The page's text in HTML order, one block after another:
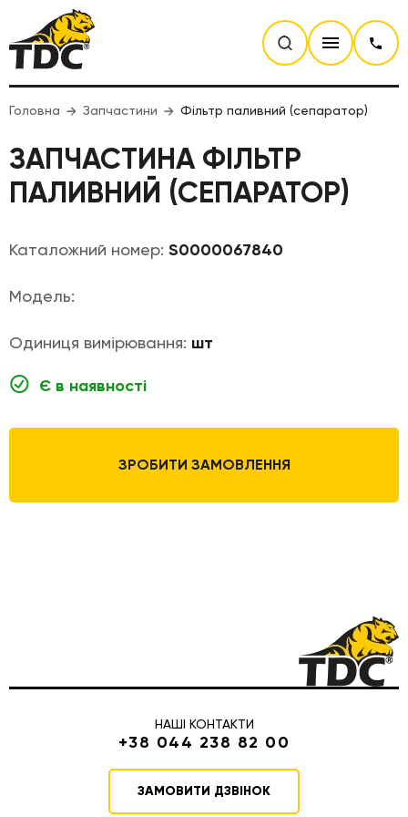
Головна Запчастини Фільтр паливний (сепаратор)
ЗАПЧАСТИНА ФІЛЬТР
ПАЛИВНИЙ (СЕПАРАТОР)
Каталожний номер: S0000067840
Модель:
Одиниця вимірювання: шт
Є в наявності
ЗРОБИТИ ЗАМОВЛЕННЯ
НАШІ КОНТАКТИ
+38 044 238 82 00
ЗАМОВИТИ ДЗВІНОК